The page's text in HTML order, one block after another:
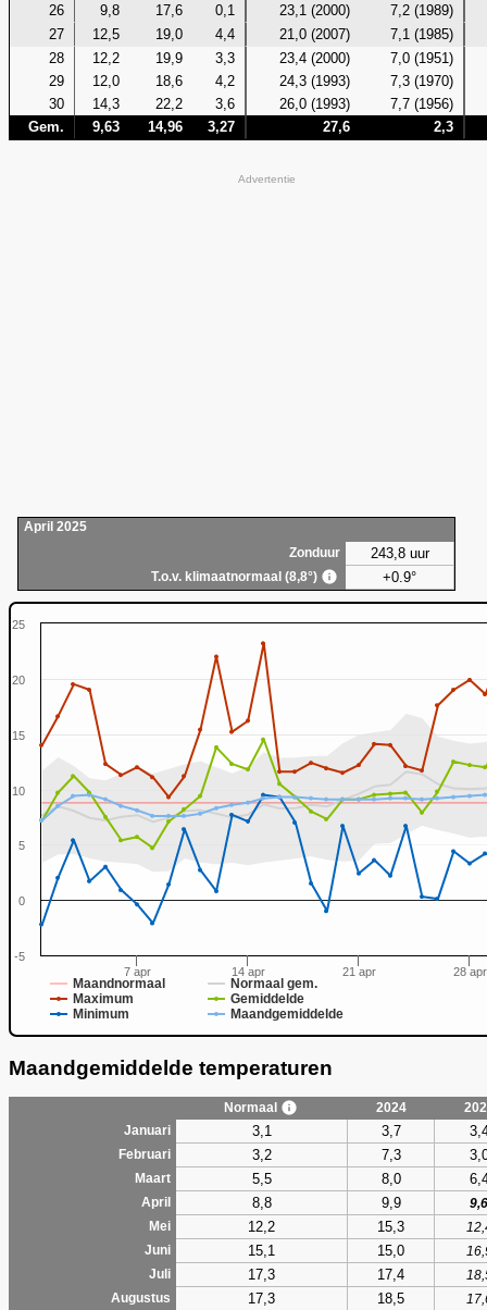
26
9,8 17,6 0,1 23,1 (2000)
7,2 (1989)
27
12,5 19,0 4,4 21,0 (2007)
7,1 (1985)
28
12,2 19,9 3,3 23,4 (2000)
7,0 (1951)
29
12,0 18,6 4,2 24,3 (1993)
7,3 (1970)
30
14,3 22,2 3,6 26,0 (1993)
7,7 (1956)
Gem.
9,63 14,96 3,27 27,6 2,3
Advertentie
April 2025
Zonduur
243,8 uur
T.o.v. klimaatnormaal (8,8°) +0.9°
Maandnormaal
Normaal gem.
Maximum
Gemiddelde
Minimum
Maandgemiddelde
7 apr 14 apr 21 apr 28 apr
-5
0
5
10
15
20
25
Maandgemiddelde temperaturen
Normaal 2024
Januari
3,1 3,7
Februari 3,2 7,3
Maart 5,5 8,0
April 8,8 9,9
9,6
Mei
12,2 15,3
Juni
15,1 15,0
Juli
17,3 17,4
Augustus
17,3 18,5